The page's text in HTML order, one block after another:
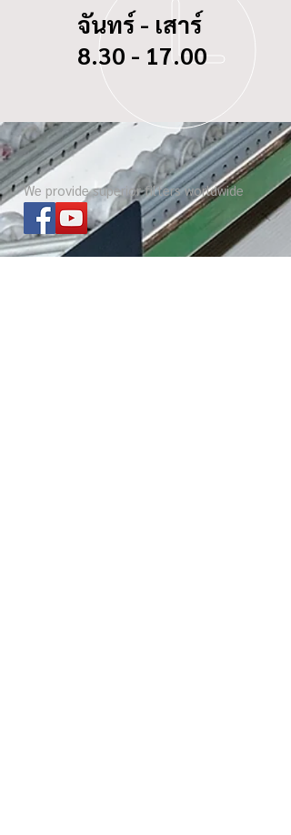
จันทร์ - เสาร์
8.30 - 17.00
We provide superior filters worldwide